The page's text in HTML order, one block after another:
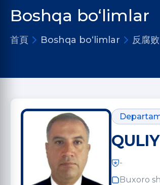
Boshqa bo‘limlar
首頁 Boshqa bo‘limlar 反腐
-
Buxoro